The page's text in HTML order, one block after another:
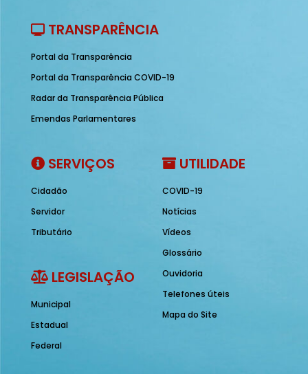
TRANSPARÊNCIA
Portal da Transparência
Portal da Transparência COVID-19
Radar da Transparência Pública
Emendas Parlamentares
SERVIÇOS
Cidadão
Servidor
Tributário
LEGISLAÇÃO
Municipal
Estadual
Federal
UTILIDADE
COVID-19
Notícias
Vídeos
Glossário
Ouvidoria
Telefones úteis
Mapa do Site